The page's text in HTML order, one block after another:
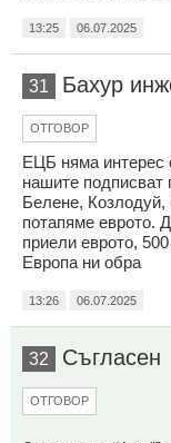
13:25 06.07.2025
31 Бахур
ОТГОВОР
ЕЦБ няма интерес
нашите подписват
Белене,
потапяме еврото.
приели еврото,
Европа ни обра
13:26 06.07.2025
32 Съгласен
ОТГОВОР